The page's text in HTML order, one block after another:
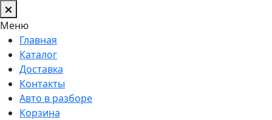
Меню
Главная
Каталог
Доставка
Контакты
Авто в разборе
Корзина